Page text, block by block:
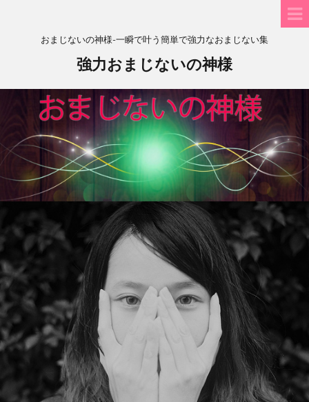
おまじないの神様-一瞬で叶う簡単で強力なおまじない集
強力おまじないの神様